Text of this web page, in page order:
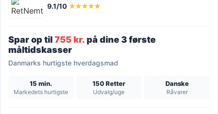
9.1/10 ★★★★★
Spar op til755 kr.på dine 3 første
måltidskasser
Danmarks hurtigste hverdagsmad
15 min.
Markedets hurtigste
150 Retter
Udvalg/uge
Danske
Råvarer